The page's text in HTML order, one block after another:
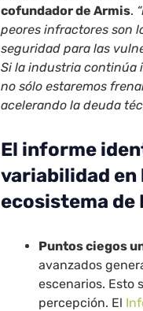
cofundador de Armis.
peores infractores son
seguridad para las
Si la industria continúa
no sólo estaremos
acelerando la deuda
El informe
variabilidad en
ecosistema de
Puntos ciegos
avanzados
escenarios. Esto
percepción. El